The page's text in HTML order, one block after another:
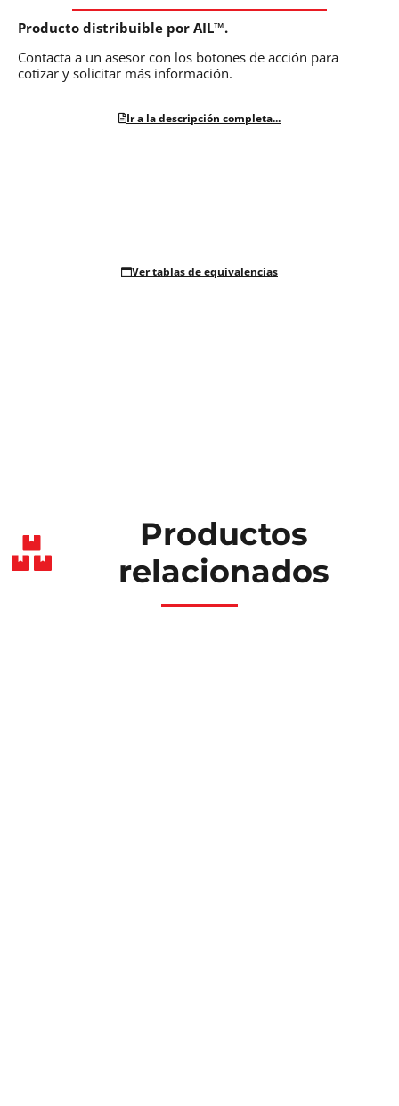
Producto distribuible por AIL™.
Contacta a un asesor con los botones de acción para
cotizar y solicitar más información.
Ir a la descripción completa...
Ver tablas de equivalencias
Productos
relacionados